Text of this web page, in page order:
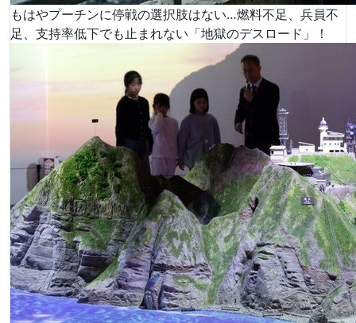
もはやプーチンに停戦の選択肢はない…燃料不足、兵員不
足、支持率低下でも止まれない「地獄のデスロード」！